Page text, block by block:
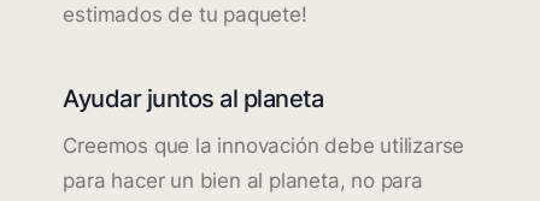
estimados de tu paquete!
Ayudar juntos al planeta
Creemos que la innovación debe utilizarse
para hacer un bien al planeta, no para